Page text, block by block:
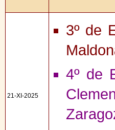
21-XI-2025
3º de
4º de